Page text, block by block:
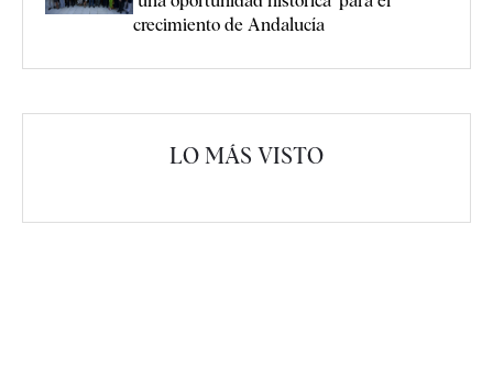
crecimiento de Andalucía
LO MÁS VISTO